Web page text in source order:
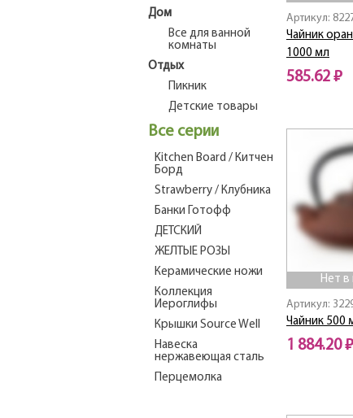
Дом
Все для ванной
комнаты
Отдых
Пикник
Детские товары
Все серии
Kitchen Board / Китчен
Борд
Strawberry / Клубника
Банки Готофф
ДЕТСКИЙ
ЖЕЛТЫЕ РОЗЫ
Керамические ножи
Коллекция
Иероглифы
Крышки Source Well
Навеска
нержавеющая сталь
Перцемолка
Артикул:
Чайник
1000 мл
585.62 ₽
Нет в
Артикул:
Чайник 500
1 884.20 ₽